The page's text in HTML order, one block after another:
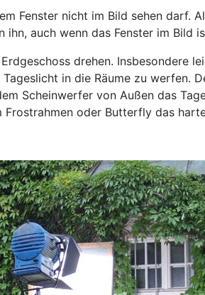
Fenster nicht im Bild sehen darf.
auch wenn das Fenster im Bild
drehen. Insbesondere
in die Räume zu werfen.
Scheinwerfer von Außen das
oder Butterfly das